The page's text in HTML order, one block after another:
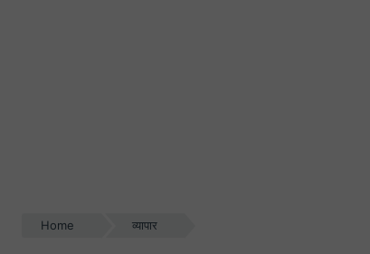
Home व्यापार